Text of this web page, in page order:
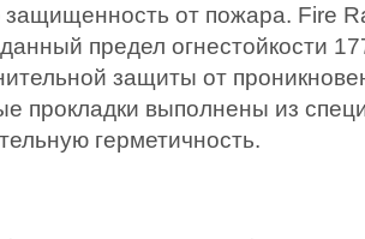
от пожара. Fire
предел огнестойкости
защиты от
прокладки выполнены из
герметичность.